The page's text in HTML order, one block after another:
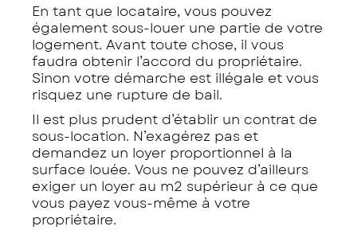
En tant que locataire, vous pouvez
également sous-louer une partie de votre
logement. Avant toute chose, il vous
faudra obtenir l’accord du propriétaire.
Sinon votre démarche est illégale et vous
risquez une rupture de bail.
Il est plus prudent d’établir un contrat de
sous-location. N’exagérez pas et
demandez un loyer proportionnel à la
surface louée. Vous ne pouvez d’ailleurs
exiger un loyer au m2 supérieur à ce que
vous payez vous-même à votre
propriétaire.